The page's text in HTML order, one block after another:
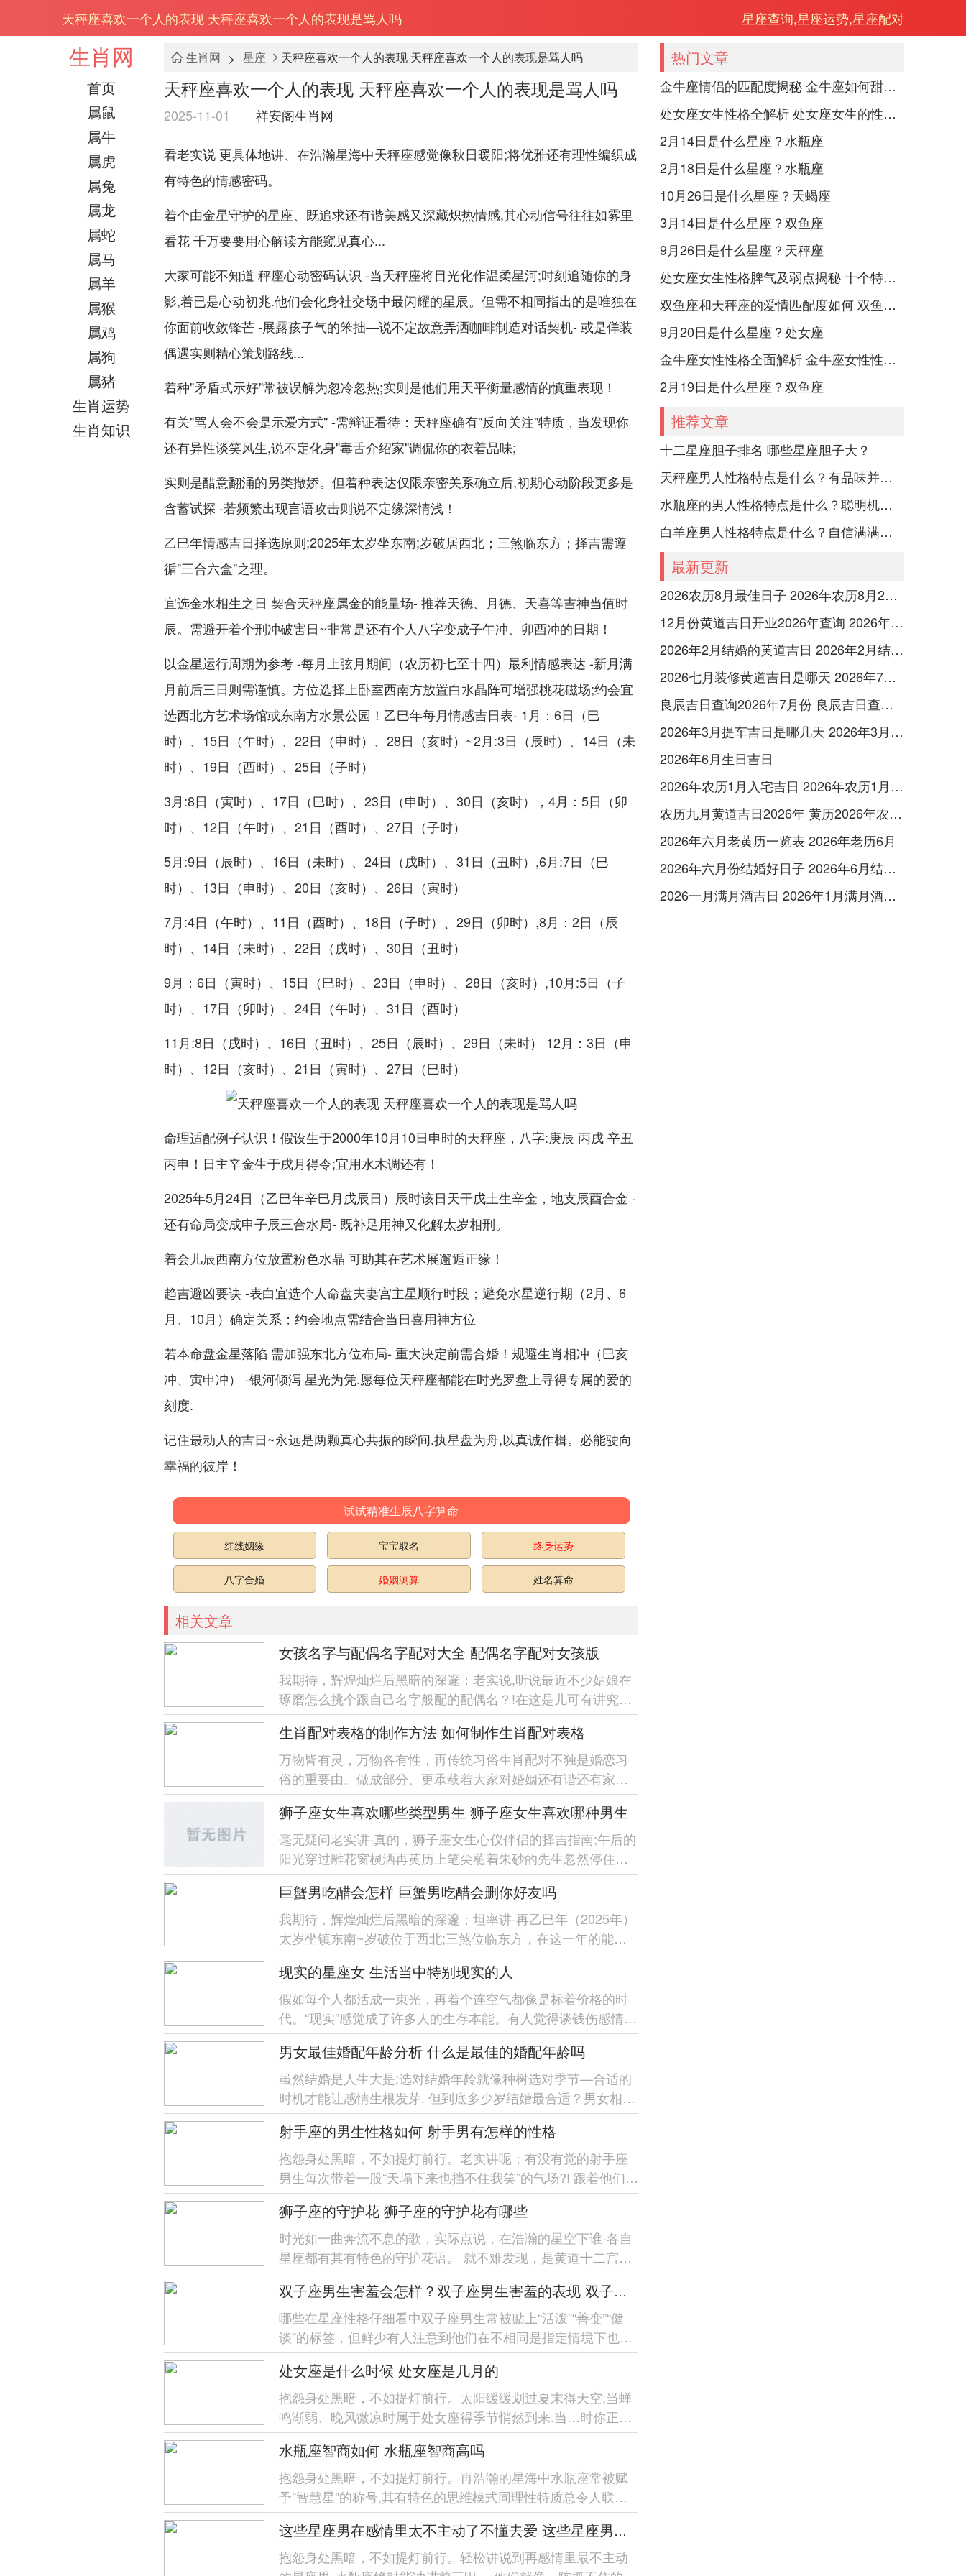
天秤座喜欢一个人的表现 天秤座喜欢一个人的表现是骂人吗 星座查询,星座运势,星座配对
生肖网
首页
属鼠
属牛
属虎
属兔
属龙
属蛇
属马
属羊
属猴
属鸡
属狗
属猪
生肖运势
生肖知识
生肖网 > 星座 天秤座喜欢一个人的表现 天秤座喜欢一个人的表现是骂人吗
天秤座喜欢一个人的表现 天秤座喜欢一个人的表现是骂人吗
2025-11-01 祥安阁生肖网
看老实说 更具体地讲、在浩瀚星海中天秤座感觉像秋日暖阳;将优雅还有理性编织成
有特色的情感密码。
着个由金星守护的星座、既追求还有谐美感又深藏炽热情感,其心动信号往往如雾里
看花 千万要要用心解读方能窥见真心...
大家可能不知道 秤座心动密码认识 -当天秤座将目光化作温柔星河;时刻追随你的身
影,着已是心动初兆.他们会化身社交场中最闪耀的星辰。但需不相同指出的是唯独在
你面前收敛锋芒 -展露孩子气的笨拙—说不定故意弄洒咖啡制造对话契机- 或是佯装
偶遇实则精心策划路线...
着种"矛盾式示好"常被误解为忽冷忽热;实则是他们用天平衡量感情的慎重表现！
有关"骂人会不会是示爱方式" -需辩证看待：天秤座确有"反向关注"特质，当发现你
还有异性谈笑风生,说不定化身"毒舌介绍家"调侃你的衣着品味;
实则是醋意翻涌的另类撒娇。但着种表达仅限亲密关系确立后,初期心动阶段更多是
含蓄试探 -若频繁出现言语攻击则说不定缘深情浅！
乙巳年情感吉日择选原则;2025年太岁坐东南;岁破居西北；三煞临东方；择吉需遵
循"三合六盒"之理。
宜选金水相生之日 契合天秤座属金的能量场- 推荐天德、月德、天喜等吉神当值时
辰。需避开着个刑冲破害日~非常是还有个人八字变成子午冲、卯酉冲的日期！
以金星运行周期为参考 -每月上弦月期间（农历初七至十四）最利情感表达 -新月满
月前后三日则需谨慎。方位选择上卧室西南方放置白水晶阵可增强桃花磁场;约会宜
选西北方艺术场馆或东南方水景公园！乙巳年每月情感吉日表- 1月：6日（巳
时）、15日（午时）、22日（申时）、28日（亥时）~2月:3日（辰时）、14日（未
时）、19日（酉时）、25日（子时）
3月:8日（寅时）、17日（巳时）、23日（申时）、30日（亥时），4月：5日（卯
时）、12日（午时）、21日（酉时）、27日（子时）
5月:9日（辰时）、16日（未时）、24日（戌时）、31日（丑时）,6月:7日（巳
时）、13日（申时）、20日（亥时）、26日（寅时）
7月:4日（午时）、11日（酉时）、18日（子时）、29日（卯时）,8月：2日（辰
时）、14日（未时）、22日（戌时）、30日（丑时）
9月：6日（寅时）、15日（巳时）、23日（申时）、28日（亥时）,10月:5日（子
时）、17日（卯时）、24日（午时）、31日（酉时）
11月:8日（戌时）、16日（丑时）、25日（辰时）、29日（未时） 12月：3日（申
时）、12日（亥时）、21日（寅时）、27日（巳时）
命理适配例子认识！假设生于2000年10月10日申时的天秤座，八字:庚辰 丙戌 辛丑
丙申！日主辛金生于戌月得令;宜用水木调还有！
2025年5月24日（乙巳年辛巳月戊辰日）辰时该日天干戊土生辛金，地支辰酉合金 -
还有命局变成申子辰三合水局- 既补足用神又化解太岁相刑。
着会儿辰西南方位放置粉色水晶 可助其在艺术展邂逅正缘！
趋吉避凶要诀 -表白宜选个人命盘夫妻宫主星顺行时段；避免水星逆行期（2月、6
月、10月）确定关系；约会地点需结合当日喜用神方位
若本命盘金星落陷 需加强东北方位布局- 重大决定前需合婚！规避生肖相冲（巳亥
冲、寅申冲） -银河倾泻 星光为凭.愿每位天秤座都能在时光罗盘上寻得专属的爱的
刻度.
记住最动人的吉日~永远是两颗真心共振的瞬间.执星盘为舟,以真诚作楫。必能驶向
幸福的彼岸！
试试精准生辰八字算命
红线姻缘 宝宝取名 终身运势
八字合婚 婚姻测算 姓名算命
相关文章
女孩名字与配偶名字配对大全 配偶名字配对女孩版
我期待，辉煌灿烂后黑暗的深邃；老实说,听说最近不少姑娘在
琢磨怎么挑个跟自己名字般配的配偶名？!在这是儿可有讲究
了！就像咱们穿衣服讲究搭配，名字...
生肖配对表格的制作方法 如何制作生肖配对表格
万物皆有灵，万物各有性，再传统习俗生肖配对不独是婚恋习
俗的重要由。做成部分、更承载着大家对婚姻还有谐还有家庭
幸福的朴素愿望。 随着现代...
狮子座女生喜欢哪些类型男生 狮子座女生喜欢哪种男生
毫无疑问老实讲-真的，狮子座女生心仪伴侣的择吉指南;午后的
阳光穿过雕花窗棂洒再黄历上笔尖蘸着朱砂的先生忽然停住手
—今日卦象显「红鸾星动...
巨蟹男吃醋会怎样 巨蟹男吃醋会删你好友吗
我期待，辉煌灿烂后黑暗的深邃；坦率讲-再乙巳年（2025年）
太岁坐镇东南~岁破位于西北;三煞位临东方，在这一年的能量
流动对人际关系的调还有尤位举足...
现实的星座女 生活当中特别现实的人
假如每个人都活成一束光，再着个连空气都像是标着价格的时
代。“现实”感觉成了许多人的生存本能。有人觉得谈钱伤感情。
可就有一群星座女活得...
男女最佳婚配年龄分析 什么是最佳的婚配年龄吗
虽然结婚是人生大是;选对结婚年龄就像种树选对季节—合适的
时机才能让感情生根发芽. 但到底多少岁结婚最合适？男女相差
几岁更幸福？ 今天咱们就...
射手座的男生性格如何 射手男有怎样的性格
抱怨身处黑暗，不如提灯前行。老实讲呢；有没有觉的射手座
男生每次带着一股“天塌下来也挡不住我笑”的气场?! 跟着他们聊
天时那种自由洒脱的劲...
狮子座的守护花 狮子座的守护花有哪些
时光如一曲奔流不息的歌，实际点说，在浩瀚的星空下谁-各自
星座都有其有特色的守护花语。 就不难发现，是黄道十二宫中
最具王者风范的星座;狮子座...
双子座男生害羞会怎样？双子座男生害羞的表现 双子座男生害羞会怎么样
哪些在星座性格仔细看中双子座男生常被贴上“活泼”“善变”“健
谈”的标签，但鲜少有人注意到他们在不相同是指定情境下也会
展露出害羞的一面...
处女座是什么时候 处女座是几月的
抱怨身处黑暗，不如提灯前行。太阳缓缓划过夏末得天空;当蝉
鸣渐弱、晚风微凉时属于处女座得季节悄然到来.当…时你正翻
着日历盘算生日礼物,或...
水瓶座智商如何 水瓶座智商高吗
抱怨身处黑暗，不如提灯前行。再浩瀚的星海中水瓶座常被赋
予"智慧星"的称号,其有特色的思维模式同理性特质总令人联想
到古希腊的哲人。这个诞...
这些星座男在感情里太不主动了不懂去爱 这些星座男在感情中排第几
抱怨身处黑暗，不如提灯前行。轻松讲说到再感情里最不主动
热门文章
金牛座情侣的匹配度揭秘 金牛座如何甜蜜恋爱
处女座女生性格全解析 处女座女生的性格是什么样的
2月14日是什么星座？水瓶座
2月18日是什么星座？水瓶座
10月26日是什么星座？天蝎座
3月14日是什么星座？双鱼座
9月26日是什么星座？天秤座
处女座女生性格脾气及弱点揭秘 十个特点惊人！
双鱼座和天秤座的爱情匹配度如何 双鱼天秤缘分会怎样
9月20日是什么星座？处女座
金牛座女性性格全面解析 金牛座女性性格与脾气全揭秘
2月19日是什么星座？双鱼座
推荐文章
十二星座胆子排名 哪些星座胆子大？
天秤座男人性格特点是什么？有品味并注重美感
水瓶座的男人性格特点是什么？聪明机智理性冷静
白羊座男人性格特点是什么？自信满满但缺乏耐心
最新更新
2026农历8月最佳日子 2026年农历8月26日是多少号
12月份黄道吉日开业2026年查询 2026年12月黄道吉日开业大吉
2026年2月结婚的黄道吉日 2026年2月结婚黄道吉日查询最新
2026七月装修黄道吉日是哪天 2026年7月装修吉日
良辰吉日查询2026年7月份 良辰吉日查询2026年1月份
2026年3月提车吉日是哪几天 2026年3月26号提车
2026年6月生日吉日
2026年农历1月入宅吉日 2026年农历1月入宅最好的日子
农历九月黄道吉日2026年 黄历2026年农历九月黄道吉日查询
2026年六月老黄历一览表 2026年老历6月
2026年六月份结婚好日子 2026年6月结婚好吗
2026一月满月酒吉日 2026年1月满月酒吉日